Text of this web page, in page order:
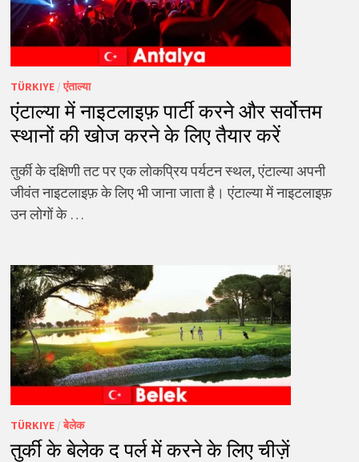
TÜRKIYE/एंताल्या
एंटाल्या में नाइटलाइफ़ पार्टी करने और सर्वोत्तम
स्थानों की खोज करने के लिए तैयार करें
तुर्की के दक्षिणी तट पर एक लोकप्रिय पर्यटन स्थल, एंटाल्या अपनी
जीवंत नाइटलाइफ़ के लिए भी जाना जाता है। एंटाल्या में नाइटलाइफ़
उन लोगों के …
TÜRKIYE/बेलेक
तुर्की के बेलेक द पर्ल में करने के लिए चीज़ें